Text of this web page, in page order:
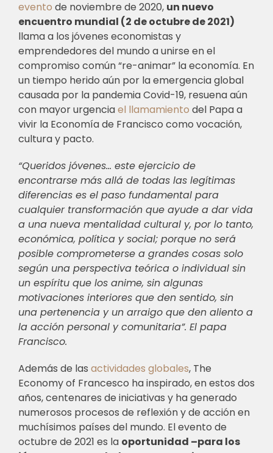
evento de noviembre de 2020, un nuevo
encuentro mundial (2 de octubre de 2021)
llama a los jóvenes economistas y
emprendedores del mundo a unirse en el
compromiso común “re-animar” la economía. En
un tiempo herido aún por la emergencia global
causada por la pandemia Covid-19, resuena aún
con mayor urgenciael llamamiento del Papa a
vivir la Economía de Francisco como vocación,
cultura y pacto.
“Queridos jóvenes… este ejercicio de
encontrarse más allá de todas las legítimas
diferencias es el paso fundamental para
cualquier transformación que ayude a dar vida
a una nueva mentalidad cultural y, por lo tanto,
económica, política y social; porque no será
posible comprometerse a grandes cosas solo
según una perspectiva teórica o individual sin
un espíritu que los anime, sin algunas
motivaciones interiores que den sentido, sin
una pertenencia y un arraigo que den aliento a
la acción personal y comunitaria”. El papa
Francisco.
Además de las actividades globales, The
Economy of Francesco ha inspirado, en estos dos
años, centenares de iniciativas y ha generado
numerosos procesos de reflexión y de acción en
muchísimos países del mundo. El evento de
octubre de 2021 es la oportunidad –para los